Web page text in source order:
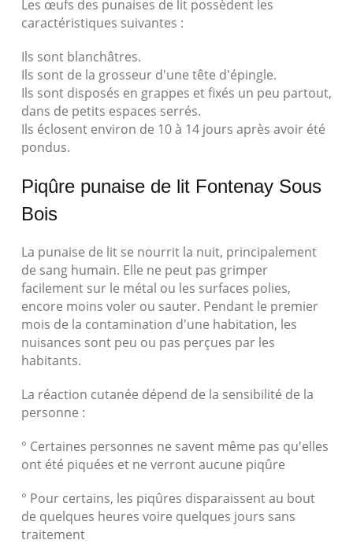
Les œufs des punaises de lit possèdent les
caractéristiques suivantes :
Ils sont blanchâtres.
Ils sont de la grosseur d'une tête d'épingle.
Ils sont disposés en grappes et fixés un peu partout,
dans de petits espaces serrés.
Ils éclosent environ de 10 à 14 jours après avoir été
pondus.
Piqûre punaise de lit Fontenay Sous
Bois
La punaise de lit se nourrit la nuit, principalement
de sang humain. Elle ne peut pas grimper
facilement sur le métal ou les surfaces polies,
encore moins voler ou sauter. Pendant le premier
mois de la contamination d'une habitation, les
nuisances sont peu ou pas perçues par les
habitants.
La réaction cutanée dépend de la sensibilité de la
personne :
° Certaines personnes ne savent même pas qu'elles
ont été piquées et ne verront aucune piqûre
° Pour certains, les piqûres disparaissent au bout
de quelques heures voire quelques jours sans
traitement